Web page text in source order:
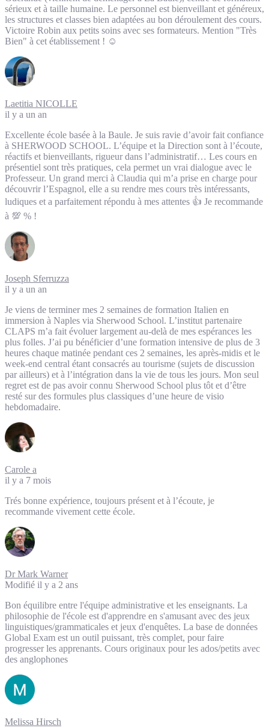
sérieux et à taille humaine. Le personnel est bienveillant et généreux,
les structures et classes bien adaptées au bon déroulement des cours.
Victoire Robin aux petits soins avec ses formateurs. Mention "Très
Bien" à cet établissement ! ☺️
Laetitia NICOLLE
il y a un an
Excellente école basée à la Baule. Je suis ravie d’avoir fait confiance
à SHERWOOD SCHOOL. L’équipe et la Direction sont à l’écoute,
réactifs et bienveillants, rigueur dans l’administratif… Les cours en
présentiel sont très pratiques, cela permet un vrai dialogue avec le
Professeur. Un grand merci à Claudia qui m’a prise en charge pour
découvrir l’Espagnol, elle a su rendre mes cours très intéressants,
ludiques et a parfaitement répondu à mes attentes 👍 Je recommande
à 💯 % !
Joseph Sferruzza
il y a un an
Je viens de terminer mes 2 semaines de formation Italien en
immersion à Naples via Sherwood School. L’institut partenaire
CLAPS m’a fait évoluer largement au-delà de mes espérances les
plus folles. J’ai pu bénéficier d’une formation intensive de plus de 3
heures chaque matinée pendant ces 2 semaines, les après-midis et le
week-end central étant consacrés au tourisme (sujets de discussion
par ailleurs) et à l’intégration dans la vie de tous les jours. Mon seul
regret est de pas avoir connu Sherwood School plus tôt et d’être
resté sur des formules plus classiques d’une heure de visio
hebdomadaire.
Carole a
il y a 7 mois
Trés bonne expérience, toujours présent et à l’écoute, je
recommande vivement cette école.
Dr Mark Warner
Modifié il y a 2 ans
Bon équilibre entre l'équipe administrative et les enseignants. La
philosophie de l'école est d'apprendre en s'amusant avec des jeux
linguistiques/grammaticales et jeux d'enquêtes. La base de données
Global Exam est un outil puissant, très complet, pour faire
progresser les apprenants. Cours originaux pour les ados/petits avec
des anglophones
Melissa Hirsch